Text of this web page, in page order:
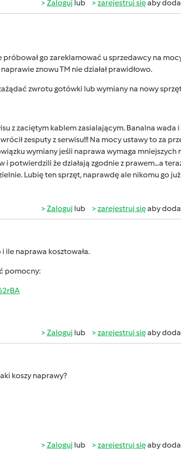
Zaloguj lub zarejestruj sięaby
go zareklamować u sprzedawcy na
znowu TM nie działał prawidłowo.
zwrotu gotówki lub wymiany na nowy
z zaciętym kablem zasialającym. Banalna wada
zesputy z serwisu!!! Na mocy ustawy to za
wymiany jeśli naprawa wymaga mniejszych
potwierdzili że działają zgodnie z prawem...a
Lubię ten sprzęt, naprawdę ale nikomu go
Zaloguj lub zarejestruj sięaby
ile naprawa kosztowała.
pomocny:
Zaloguj lub zarejestruj sięaby
koszy naprawy?
Zaloguj lub zarejestruj sięaby